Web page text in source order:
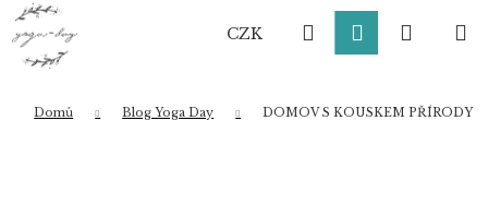
Přejít
obsah
CZK HledatPřihlášení
Domů Blog Yoga Day DOMOV S KOUSKEM PŘÍRODY
K
o
Zpět
Zpět